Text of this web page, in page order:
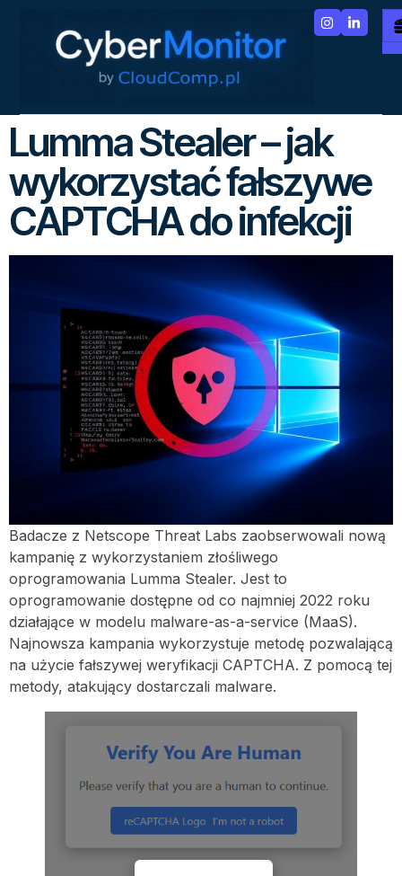
Lumma Stealer – jak
wykorzystać fałszywe
CAPTCHA do infekcji
Badacze z Netscope Threat Labs zaobserwowali nową
kampanię z wykorzystaniem złośliwego
oprogramowania Lumma Stealer. Jest to
oprogramowanie dostępne od co najmniej 2022 roku
działające w modelu malware-as-a-service (MaaS).
Najnowsza kampania wykorzystuje metodę pozwalającą
na użycie fałszywej weryfikacji CAPTCHA. Z pomocą tej
metody, atakujący dostarczali malware.